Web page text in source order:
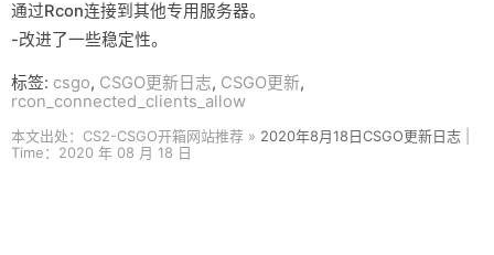
通过Rcon连接到其他专用服务器。
-改进了一些稳定性。
标签: csgo, CSGO更新日志, CSGO更新,
rcon_connected_clients_allow
本文出处：CS2-CSGO开箱网站推荐 » 2020年8月18日CSGO更新日志
Time：2020 年 08 月 18 日